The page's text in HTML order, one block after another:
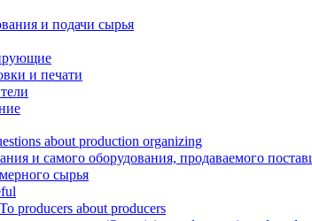
и подачи сырья
и печати
about production organizing
и самого оборудования, продаваемого
сырья
producers about producers